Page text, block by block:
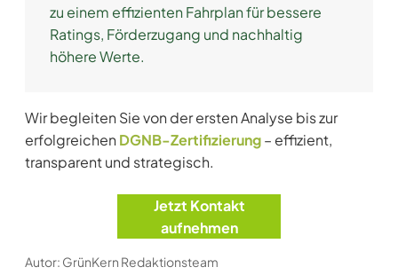
zu einem effizienten Fahrplan für bessere
Ratings, Förderzugang und nachhaltig
höhere Werte.
Wir begleiten Sie von der ersten Analyse bis zur
erfolgreichen DGNB-Zertifizierung– effizient,
transparent und strategisch.
Jetzt Kontakt
aufnehmen
Autor: GrünKern Redaktionsteam